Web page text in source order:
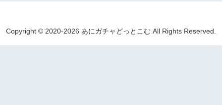
Copyright © 2020-2026 あにガチャどっとこむ All Rights Reserved.